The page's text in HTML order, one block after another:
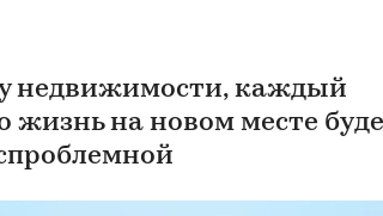
недвижимости, каждый
жизнь на новом месте